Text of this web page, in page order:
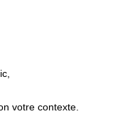
votre contexte.